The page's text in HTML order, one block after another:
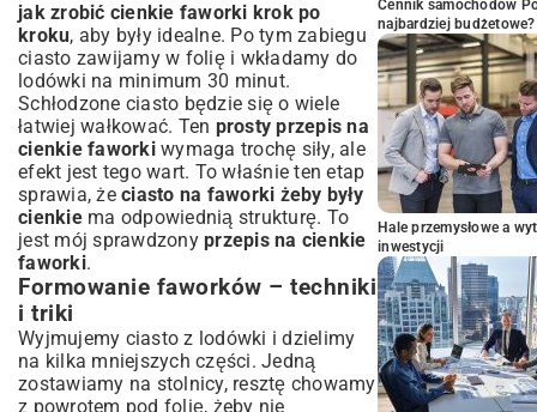
jak zrobić cienkie faworki krok po
kroku, aby były idealne. Po tym zabiegu
ciasto zawijamy w folię i wkładamy do
lodówki na minimum 30 minut.
Schłodzone ciasto będzie się o wiele
łatwiej wałkować. Ten prosty przepis na
cienkie faworkiwymaga trochę siły, ale
efekt jest tego wart. To właśnie ten etap
sprawia, że ciasto na faworki żeby były
cienkiema odpowiednią strukturę. To
jest mój sprawdzony przepis na cienkie
faworki.
Formowanie faworków – techniki
i triki
Wyjmujemy ciasto z lodówki i dzielimy
na kilka mniejszych części. Jedną
zostawiamy na stolnicy, resztę chowamy
z powrotem pod folię, żeby nie
Cennik samochodów
najbardziej budżetowe?
Hale przemysłowe a
inwestycji